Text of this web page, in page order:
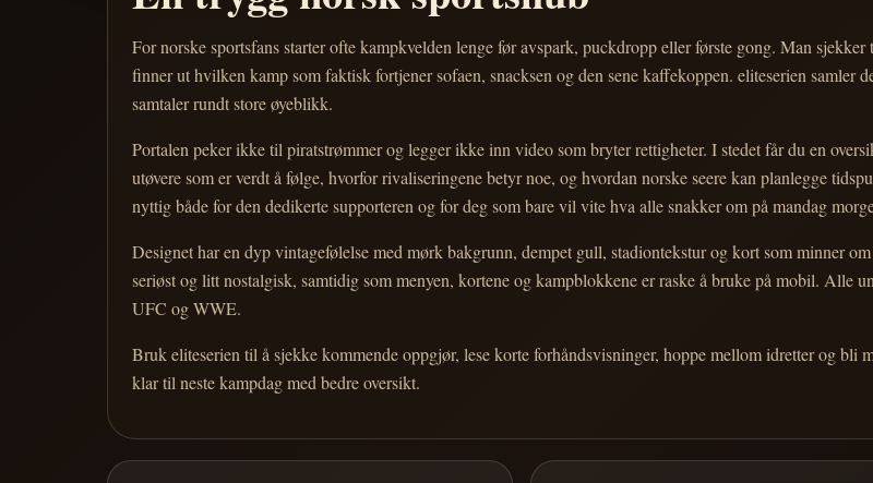
For norske sportsfans starter ofte kampkvelden lenge før avspark, puckdropp eller første gong. Man
finner ut hvilken kamp som faktisk fortjener sofaen, snacksen og den sene kaffekoppen. eliteserien samler
samtaler rundt store øyeblikk.
Portalen peker ikke til piratstrømmer og legger ikke inn video som bryter rettigheter. I stedet får du en
utøvere som er verdt å følge, hvorfor rivaliseringene betyr noe, og hvordan norske seere kan planlegge
nyttig både for den dedikerte supporteren og for deg som bare vil vite hva alle snakker om på mandag
Designet har en dyp vintagefølelse med mørk bakgrunn, dempet gull, stadiontekstur og kort som minner
seriøst og litt nostalgisk, samtidig som menyen, kortene og kampblokkene er raske å bruke på mobil.
UFC og WWE.
Bruk eliteserien til å sjekke kommende oppgjør, lese korte forhåndsvisninger, hoppe mellom idretter og bli
klar til neste kampdag med bedre oversikt.